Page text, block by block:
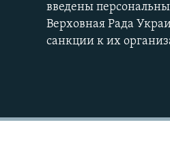
введены
Верховная Рада
санкции к их